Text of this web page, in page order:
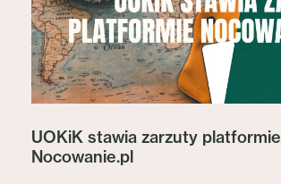
UOKiK stawia zarzuty platformie
Nocowanie.pl